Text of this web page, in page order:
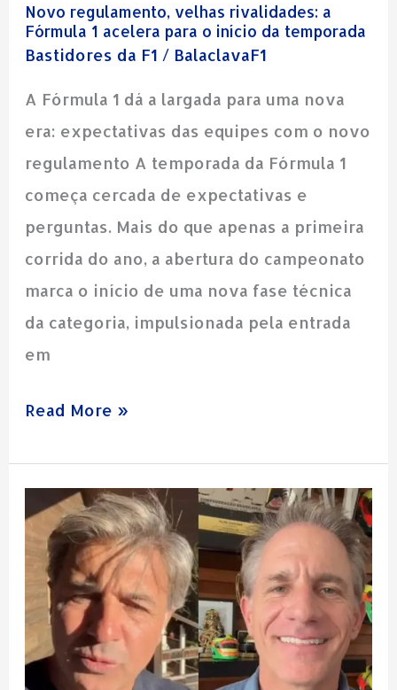
Novo regulamento, velhas rivalidades: a
Fórmula 1 acelera para o início da temporada
Bastidores da F1 / BalaclavaF1
A Fórmula 1 dá a largada para uma nova
era: expectativas das equipes com o novo
regulamento A temporada da Fórmula 1
começa cercada de expectativas e
perguntas. Mais do que apenas a primeira
corrida do ano, a abertura do campeonato
marca o início de uma nova fase técnica
da categoria, impulsionada pela entrada
em
acelera
para
temporada
Read More »
Experiência
pista
TV:
Giaffone